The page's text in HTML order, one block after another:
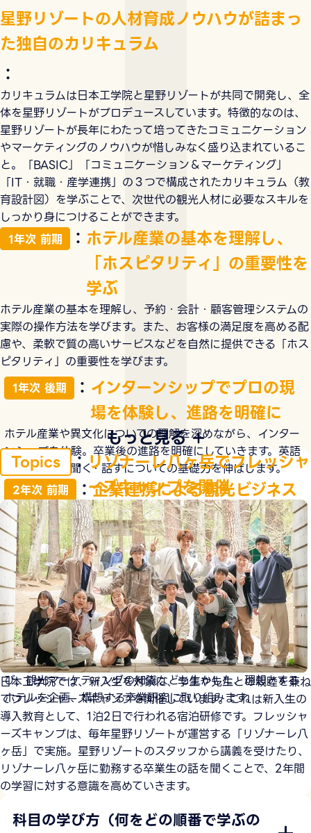
：
星野リゾートの人材育成ノウハウが詰まっ
た独自のカリキュラム
カリキュラムは日本工学院と星野リゾートが共同で開発し、全
体を星野リゾートがプロデュースしています。特徴的なのは、
星野リゾートが長年にわたって培ってきたコミュニケーション
やマーケティングのノウハウが惜しみなく盛り込まれているこ
と。「BASIC」「コミュニケーション＆マーケティング」
「IT・就職・産学連携」の３つで構成されたカリキュラム（教
育設計図）を学ぶことで、次世代の観光人材に必要なスキルを
しっかり身につけることができます。
1年次 前期
： ホテル産業の基本を理解し、
「ホスピタリティ」の重要性を
学ぶ
ホテル産業の基本を理解し、予約・会計・顧客管理システムの
実際の操作方法を学びます。また、お客様の満足度を高める配
慮や、柔軟で質の高いサービスなどを自然に提供できる「ホス
ピタリティ」の重要性を学びます。
1年次 後期
： インターンシップでプロの現
場を体験し、進路を明確に
ホテル産業や異文化についての理解を深めながら、インター
ンシップを体験。卒業後の進路を明確にしていきます。英語
においては、聞く・話すについての基礎力を伸ばします。
2年次 前期
：企業連携による観光ビジネス
のプランニングを経験
学んできたマーケティングの知識やプレゼンテーションスキ
ルを生かして、企業との連携による観光ビジネスのプランニ
ングを多数経験し、実践力を鍛えます。
2年次 後期 ：ホテルマネジメントを学び、
マーケティングを生かした卒
業研究に取り組む
ホテルの経営・管理に必要となるマネジメントについて学
び、観光マーケティングの知識なども生かした、理想とする
ホテルを企画、構想する卒業研究に取り組みます。
もっと見る
Topics ：リゾナーレ八ヶ岳でフレッシャ
ーズキャンプを開催
日本工学院では、新入生を対象に、学生や先生との親睦を兼ね
てフレッシャーズキャンプを開催しています。これは新入生の
導入教育として、1泊2日で行われる宿泊研修です。フレッシャ
ーズキャンプは、毎年星野リゾートが運営する「リゾナーレ八
ヶ岳」で実施。星野リゾートのスタッフから講義を受けたり、
リゾナーレ八ヶ岳に勤務する卒業生の話を聞くことで、2年間
の学習に対する意識を高めていきます。
科目の学び方（何をどの順番で学ぶの